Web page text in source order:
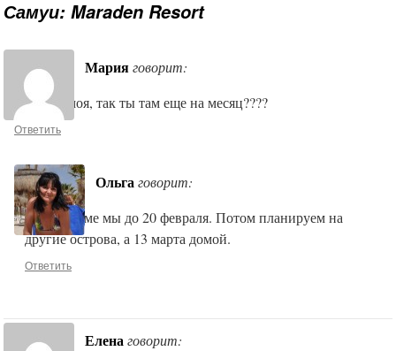
Самуи: Maraden Resort
Марияговорит:
Дорогая моя, так ты там еще на месяц????
Ответить
Ольгаговорит:
В этом доме мы до 20 февраля. Потом планируем на
другие острова, а 13 марта домой.
Ответить
Еленаговорит: